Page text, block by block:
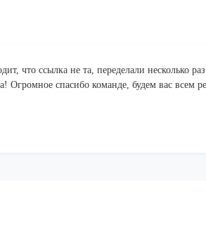
что ссылка не та, переделали несколько
Огромное спасибо команде, будем вас всем